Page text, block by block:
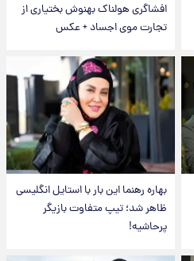
افشاگری هولناک بهنوش بختیاری از
تجارت موی اجساد + عکس
بهاره رهنما این بار با استایل انگلیسی
ظاهر شد؛ تیپ متفاوت بازیگر
پرحاشیه!